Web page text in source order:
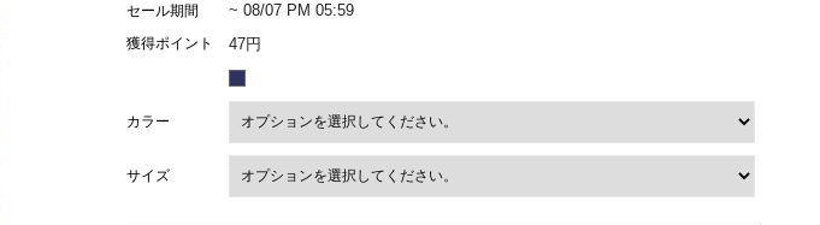
セール期間 ~ 08/07 PM 05:59
獲得ポイント 47円
カラー
サイズ